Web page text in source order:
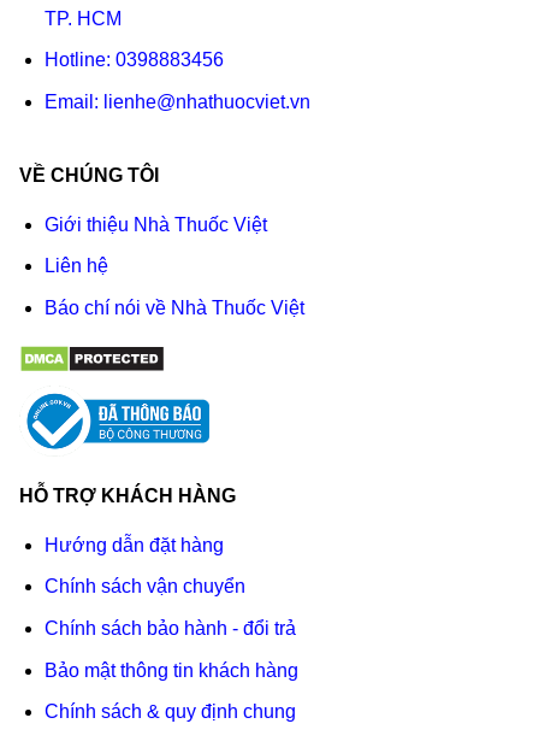
TP. HCM
Hotline: 0398883456
Email: lienhe@nhathuocviet.vn
VỀ CHÚNG TÔI
Giới thiệu Nhà Thuốc Việt
Liên hệ
Báo chí nói về Nhà Thuốc Việt
HỖ TRỢ KHÁCH HÀNG
Hướng dẫn đặt hàng
Chính sách vận chuyển
Chính sách bảo hành - đổi trả
Bảo mật thông tin khách hàng
Chính sách & quy định chung